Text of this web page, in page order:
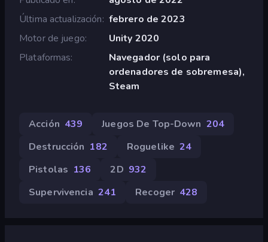
Última actualización febrero de 2023
Motor de juego
Unity 2020
Plataformas
Navegador (solo para
ordenadores de sobremesa),
Steam
Acción 439 Juegos De Top-Down 204
Destrucción 182 Roguelike 24
Pistolas 136 2D 932
Supervivencia 241 Recoger 428